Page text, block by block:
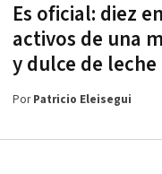
Es oficial: diez
activos de una
y dulce de leche
PorPatricio Eleisegui